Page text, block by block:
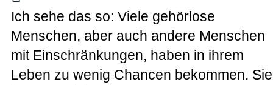
Ich sehe das so: Viele gehörlose
Menschen, aber auch andere Menschen
mit Einschränkungen, haben in ihrem
Leben zu wenig Chancen bekommen. Sie